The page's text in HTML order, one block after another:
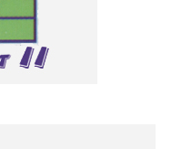
在线留言
联系我们